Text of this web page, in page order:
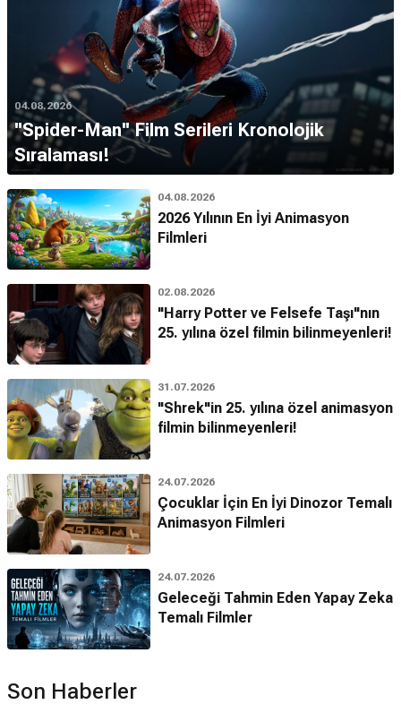
04.08.2026
''Spider-Man'' Film Serileri Kronolojik
Sıralaması!
04.08.2026
2026 Yılının En İyi Animasyon
Filmleri
02.08.2026
"Harry Potter ve Felsefe Taşı"nın
25. yılına özel filmin bilinmeyenleri!
31.07.2026
"Shrek"in 25. yılına özel animasyon
filmin bilinmeyenleri!
24.07.2026
Çocuklar İçin En İyi Dinozor Temalı
Animasyon Filmleri
24.07.2026
Geleceği Tahmin Eden Yapay Zeka
Temalı Filmler
Son Haberler